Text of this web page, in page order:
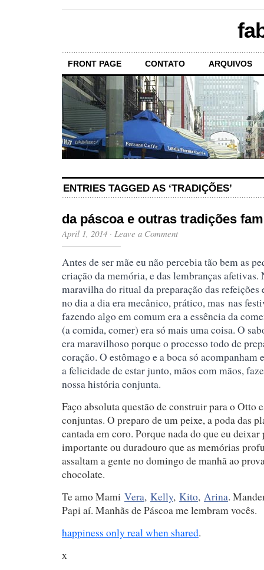
FRONT PAGE CONTATO ARQUIVOS
ENTRIES TAGGED AS ‘TRADIÇÕES’
da páscoa e outras tradições
April 1, 2014 · Leave a Comment
Antes de ser mãe eu não percebia tão bem as
criação da memória, e das lembranças afetivas.
maravilha do ritual da preparação das
no dia a dia era mecânico, prático, mas nas
fazendo algo em comum era a essência da
(a comida, comer) era só mais uma coisa. O
era maravilhoso porque o processo todo de
coração. O estômago e a boca só acompanham
a felicidade de estar junto, mãos com mãos,
nossa história conjunta.
Faço absoluta questão de construir para o Otto
conjuntas. O preparo de um peixe, a poda das
cantada em coro. Porque nada do que eu
importante ou duradouro que as memórias
assaltam a gente no domingo de manhã ao
chocolate.
Te amo Mami Vera, Kelly, Kito, Arina.
Papi aí. Manhãs de Páscoa me lembram vocês.
happiness only real when shared.
x